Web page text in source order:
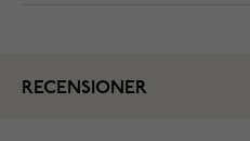
RECENSIONER